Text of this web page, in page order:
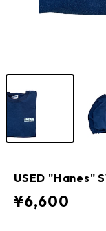
USED "Hanes"
¥6,600